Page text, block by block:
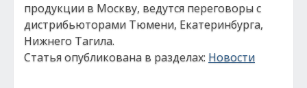
продукции в Москву, ведутся переговоры с
дистрибьюторами Тюмени, Екатеринбурга,
Нижнего Тагила.
Статья опубликована в разделах: Новости